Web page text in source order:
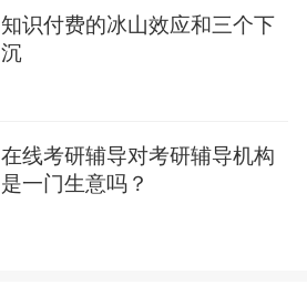
知识付费的冰山效应和三个下
沉
在线考研辅导对考研辅导机构
是一门生意吗？